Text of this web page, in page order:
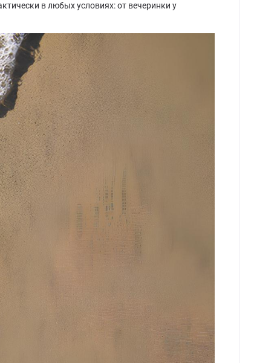
в любых условиях: от вечеринки у